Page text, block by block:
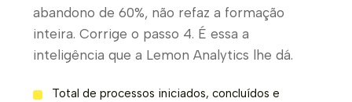
abandono de 60%, não refaz a formação
inteira. Corrige o passo 4. É essa a
inteligência que a Lemon Analytics lhe dá.
Total de processos iniciados, concluídos e